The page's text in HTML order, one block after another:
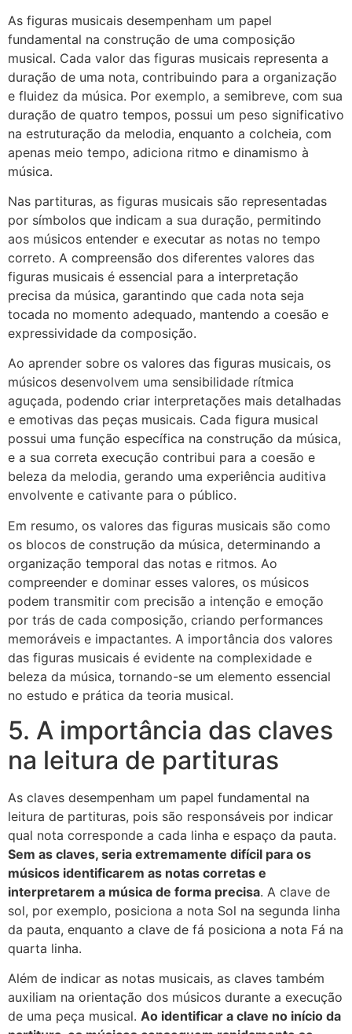
As figuras musicais desempenham um papel
fundamental na construção de uma composição
musical. Cada valor das figuras musicais representa a
duração de uma nota, contribuindo para a organização
e fluidez da música. Por exemplo, a semibreve, com sua
duração de quatro tempos, possui um peso significativo
na estruturação da melodia, enquanto a colcheia, com
apenas meio tempo, adiciona ritmo e dinamismo à
música.
Nas partituras, as figuras musicais são representadas
por símbolos que indicam a sua duração, permitindo
aos músicos entender e executar as notas no tempo
correto. A compreensão dos diferentes valores das
figuras musicais é essencial para a interpretação
precisa da música, garantindo que cada nota seja
tocada no momento adequado, mantendo a coesão e
expressividade da composição.
Ao aprender sobre os valores das figuras musicais, os
músicos desenvolvem uma sensibilidade rítmica
aguçada, podendo criar interpretações mais detalhadas
e emotivas das peças musicais. Cada figura musical
possui uma função específica na construção da música,
e a sua correta execução contribui para a coesão e
beleza da melodia, gerando uma experiência auditiva
envolvente e cativante para o público.
Em resumo, os valores das figuras musicais são como
os blocos de construção da música, determinando a
organização temporal das notas e ritmos. Ao
compreender e dominar esses valores, os músicos
podem transmitir com precisão a intenção e emoção
por trás de cada composição, criando performances
memoráveis e impactantes. A importância dos valores
das figuras musicais é evidente na complexidade e
beleza da música, tornando-se um elemento essencial
no estudo e prática da teoria musical.
5. A importância das claves
na leitura de partituras
As claves desempenham um papel fundamental na
leitura de partituras, pois são responsáveis por indicar
qual nota corresponde a cada linha e espaço da pauta.
Sem as claves, seria extremamente difícil para os
músicos identificarem as notas corretas e
interpretarem a música de forma precisa. A clave de
sol, por exemplo, posiciona a nota Sol na segunda linha
da pauta, enquanto a clave de fá posiciona a nota Fá na
quarta linha.
Além de indicar as notas musicais, as claves também
auxiliam na orientação dos músicos durante a execução
de uma peça musical. Ao identificar a clave no início da